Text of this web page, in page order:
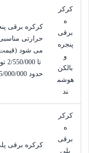
کرکر
ه
برقی
پنجره
و
بالکن
هوشم
ند
کرکره برقی
حرارتی
می شود (قیمت
تا 2/550/000
حدود 000/000
کرکر
ه
برقی
پلی
کرکره برقی